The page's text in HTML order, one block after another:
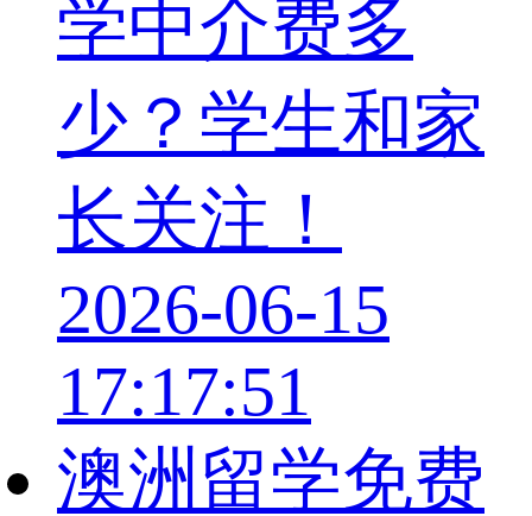
学中介费多
少？学生和家
长关注！
2026-06-15
17:17:51
澳洲留学免费